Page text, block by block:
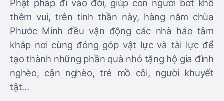
Phật pháp đi vào đời, giúp con người bớt khổ
thêm vui, trên tinh thần này, hàng năm chùa
Phước Minh đều vận động các nhà hảo tâm
khắp nơi cùng đóng góp vật lực và tài lực để
tạo thành những phần quà nhỏ tặng hộ gia đình
nghèo, cận nghèo, trẻ mồ côi, người khuyết
tật…